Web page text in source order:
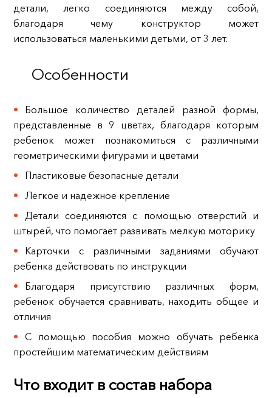
детали, легко соединяются между собой,
благодаря чему конструктор может
использоваться маленькими детьми, от 3 лет.
Особенности
Большое количество деталей разной формы,
представленные в 9 цветах, благодаря которым
ребенок может познакомиться с различными
геометрическими фигурами и цветами
Пластиковые безопасные детали
Легкое и надежное крепление
Детали соединяются с помощью отверстий и
штырей, что помогает развивать мелкую моторику
Карточки с различными заданиями обучают
ребенка действовать по инструкции
Благодаря присутствию различных форм,
ребенок обучается сравнивать, находить общее и
отличия
С помощью пособия можно обучать ребенка
простейшим математическим действиям
Что входит в состав набора